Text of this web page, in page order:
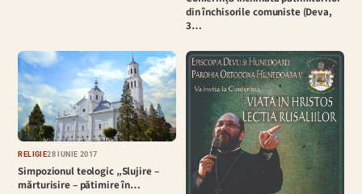
din închisorile comuniste (Deva,
3…
RELIGIE28 IUNIE 2017
Simpozionul teologic „Slujire –
mărturisire – pătimire în…